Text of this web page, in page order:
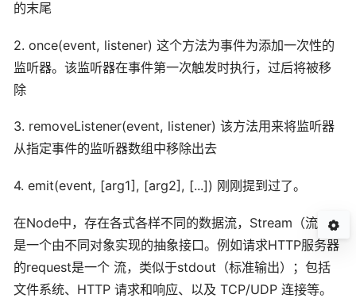
的末尾
2. once(event, listener) 这个方法为事件为添加一次性的
监听器。该监听器在事件第一次触发时执行，过后将被移
除
3. removeListener(event, listener) 该方法用来将监听器
从指定事件的监听器数组中移除出去
4. emit(event, [arg1], [arg2], [...]) 刚刚提到过了。
在Node中，存在各式各样不同的数据流，Stream（流）
是一个由不同对象实现的抽象接口。例如请求HTTP服务器
的request是一个 流，类似于stdout（标准输出）；包括
文件系统、HTTP 请求和响应、以及 TCP/UDP 连接等。